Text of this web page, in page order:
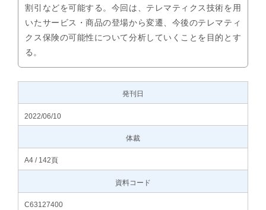
割引などを可能する。今回は、テレマティクス技術を用
いたサービス・商品の登場から変遷、今後のテレマティ
クス保険の可能性について分析していくことを目的とす
る。
発刊日
2022/06/10
体裁
A4 / 142頁
資料コード
C63127400